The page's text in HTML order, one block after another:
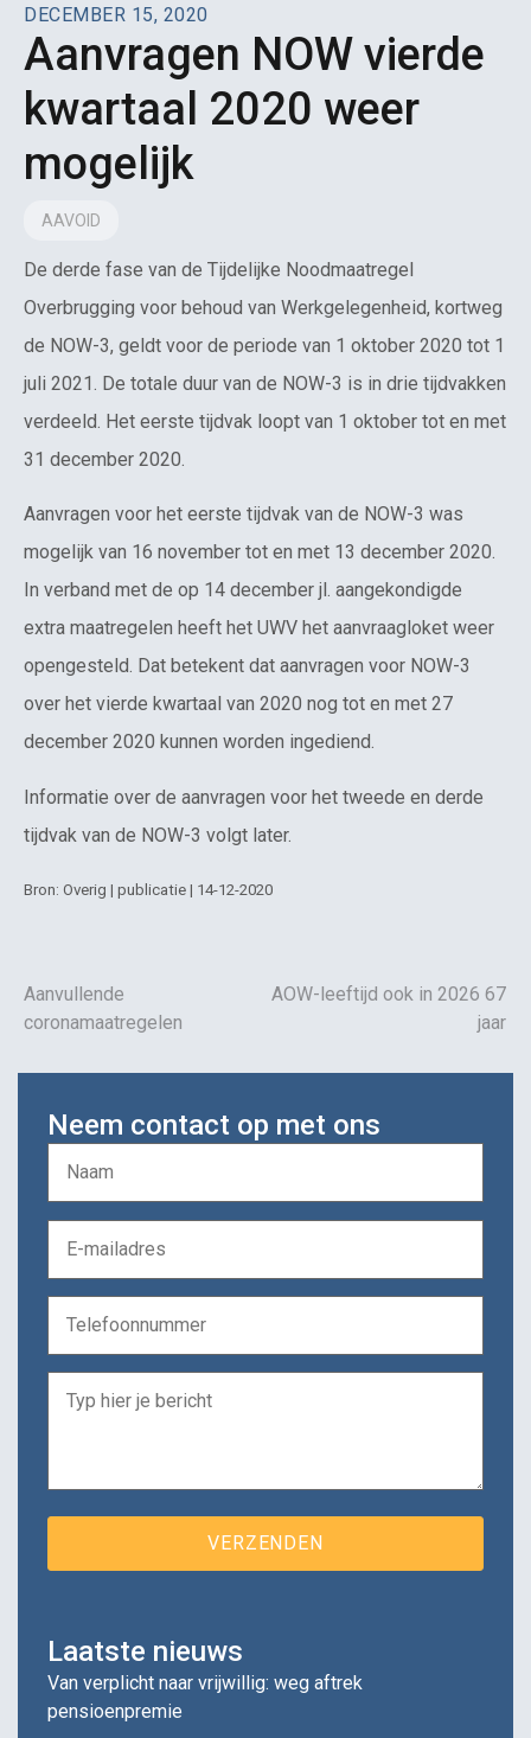
DECEMBER 15, 2020
Aanvragen NOW vierde
kwartaal 2020 weer
mogelijk
AAVOID
De derde fase van de Tijdelijke Noodmaatregel
Overbrugging voor behoud van Werkgelegenheid, kortweg
de NOW-3, geldt voor de periode van 1 oktober 2020 tot 1
juli 2021. De totale duur van de NOW-3 is in drie tijdvakken
verdeeld. Het eerste tijdvak loopt van 1 oktober tot en met
31 december 2020.
Aanvragen voor het eerste tijdvak van de NOW-3 was
mogelijk van 16 november tot en met 13 december 2020.
In verband met de op 14 december jl. aangekondigde
extra maatregelen heeft het UWV het aanvraagloket weer
opengesteld. Dat betekent dat aanvragen voor NOW-3
over het vierde kwartaal van 2020 nog tot en met 27
december 2020 kunnen worden ingediend.
Informatie over de aanvragen voor het tweede en derde
tijdvak van de NOW-3 volgt later.
Bron: Overig | publicatie | 14-12-2020
Aanvullende
coronamaatregelen
AOW-leeftijd ook in 2026 67
jaar
Neem contact op met ons
Laatste nieuws
Van verplicht naar vrijwillig: weg aftrek
pensioenpremie